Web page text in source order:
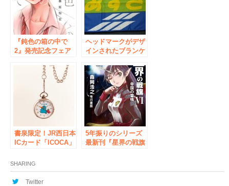
イン会を開催！
て、参加無料の撮影
会を開催！
『鈍色の箱の中で
2』発売記念フェア
生“初”のサイン会
を、書泉ブックタワ
ーで開催決定！！
ヘッドマークがデザ
インされたブランケ
ル鉄道グッズとして
9/28より発売！！
書泉限定！JR西日本
ICカード「ICOCA」
クターカモノハシの
イコちゃんの懐中時
計が4月16日より発
5年振りのシリーズ
最新刊『星界の戦旗
9/21（金）、著者・
SHARING
Twitter